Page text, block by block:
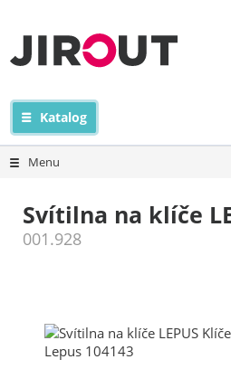
Katalog
Menu
Svítilna na klíče
001.928